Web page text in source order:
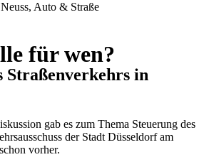
Auto & Straße
für wen?
Straßenverkehrs in
gab es zum Thema Steuerung des
der Stadt Düsseldorf am
vorher.